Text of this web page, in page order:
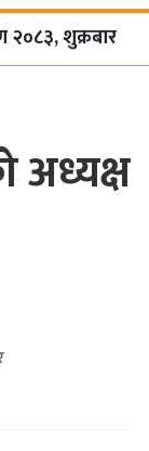
२०८३, शुक्रबार
अध्यक्ष